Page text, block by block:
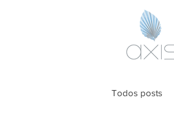
Todos posts